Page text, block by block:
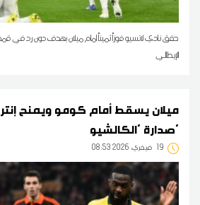
الإيطالي
ميلان يسقط أمام كومو ويمنح
صدارة 'الكالشيو'
19 08:53 2026 فيفري